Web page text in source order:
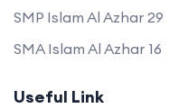
SMP Islam Al Azhar 29
SMA Islam Al Azhar 16
Useful Link